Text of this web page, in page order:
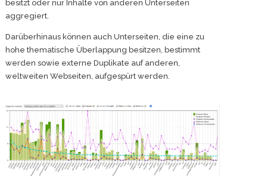
besitzt oder nur Inhalte von anderen Unterseiten
aggregiert.
Darüberhinaus können auch Unterseiten, die eine zu
hohe thematische Überlappung besitzen, bestimmt
werden sowie externe Duplikate auf anderen,
weltweiten Webseiten, aufgespürt werden.